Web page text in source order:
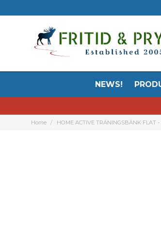
NEWS!
Home HOME ACTIVE TRÄNINGSBÄNK FLAT -